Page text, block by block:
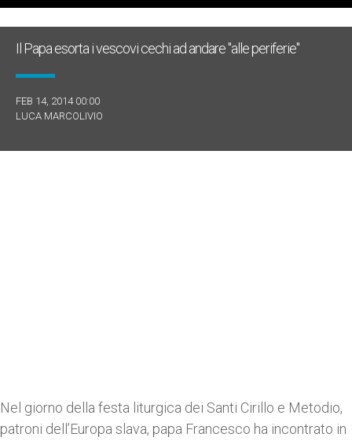
Il Papa esorta i vescovi cechi ad andare "alle periferie"
FEB 14, 2014 00:00
LUCA MARCOLIVIO
Nel giorno della festa liturgica dei Santi Cirillo e Metodio,
patroni dell’Europa slava, papa Francesco ha incontrato in